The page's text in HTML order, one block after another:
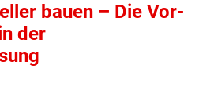
bauen – Die Vor-
der